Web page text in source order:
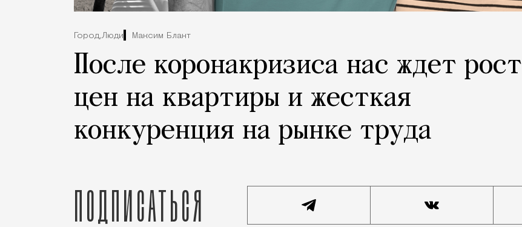
Город,Люди Максим Блант
После коронакризиса нас ждет рост
цен на квартиры и жесткая
конкуренция на рынке труда
Подписаться